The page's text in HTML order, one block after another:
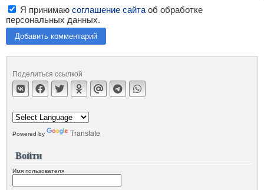
Я принимаю соглашение сайта об обработке
персональных данных.
Добавить комментарий
Поделиться ссылкой
Powered by Translate
Войти
Имя пользователя